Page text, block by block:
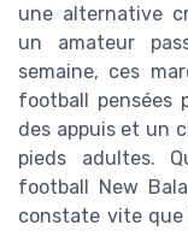
une alternative
un amateur
semaine, ces
football pensées
des appuis et un
pieds adultes.
football New
constate vite que